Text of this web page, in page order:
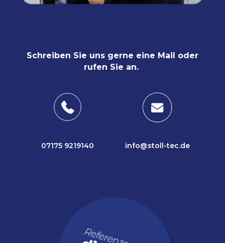
Schreiben Sie uns gerne eine Mail oder
rufen Sie an.
07175 9219140 info@stoll-tec.de